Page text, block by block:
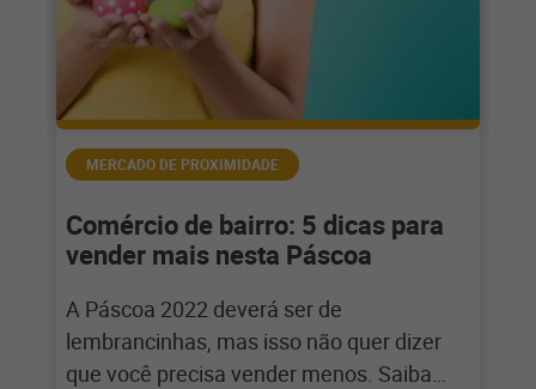
MERCADO DE PROXIMIDADE
Comércio de bairro: 5 dicas para
vender mais nesta Páscoa
A Páscoa 2022 deverá ser de
lembrancinhas, mas isso não quer dizer
que você precisa vender menos. Saiba